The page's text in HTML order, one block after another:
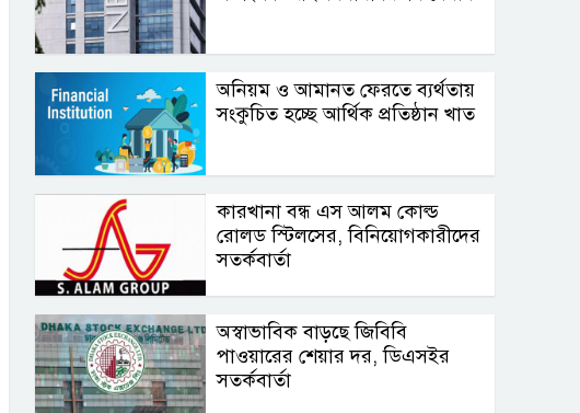
অনিয়ম ও আমানত ফেরতে ব্যর্থতায়
সংকুচিত হচ্ছে আর্থিক প্রতিষ্ঠান খাত
কারখানা বন্ধ এস আলম কোল্ড
রোলড স্টিলসের, বিনিয়োগকারীদের
সতর্কবার্তা
অস্বাভাবিক বাড়ছে জিবিবি
পাওয়ারের শেয়ার দর, ডিএসইর
সতর্কবার্তা